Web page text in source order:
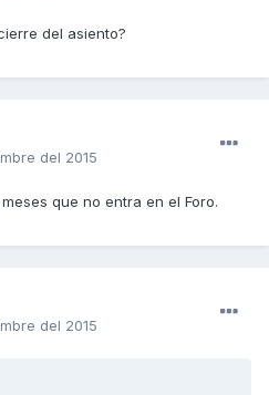
del asiento?
del 2015
que no entra en el Foro.
del 2015